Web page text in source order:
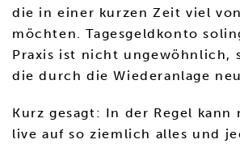
die in einer kurzen Zeit viel
möchten. Tagesgeldkonto
Praxis ist nicht ungewöhnlich,
die durch die Wiederanlage
Kurz gesagt: In der Regel kann
live auf so ziemlich alles und